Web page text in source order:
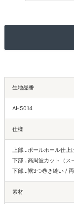
生地品番
AH5014
仕様
上部…ポールホール仕上
下部…高周波カット（ス
下部…裾3つ巻き縫い /
素材